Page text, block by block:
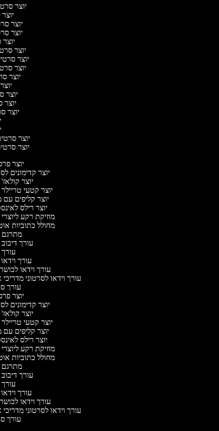
יוצר
יוצר
יוצר
יוצר
יוצר
יוצר סרטי
יוצר
יוצר
יוצר
יוצר
יוצר
יוצר
יוצר
יוצר
יוצר קדימונים
יוצר
יוצר קטעי
יוצר קליפים
יוצר רילס
מוזיקת רקע
מחולל כתוביות
מתרגם
עורך
עורך
עורך וידאו
עורך וידאו לסרטוני
עורך
יוצר
יוצר קדימונים
יוצר
יוצר קטעי
יוצר קליפים
יוצר רילס
מוזיקת רקע
מחולל כתוביות
מתרגם
עורך
עורך
עורך וידאו
עורך וידאו לסרטוני
עורך